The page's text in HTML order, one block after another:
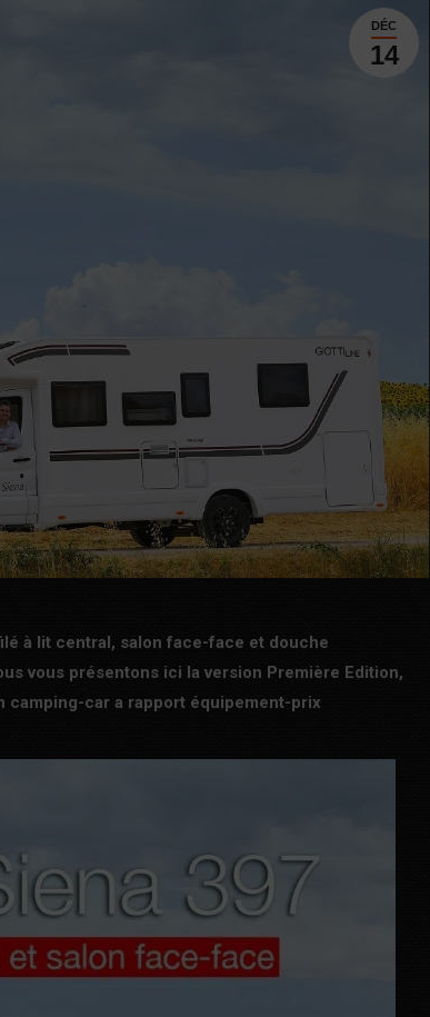
DÉC
14
à lit central, salon face-face et douche
vous présentons ici la version Première Edition,
camping-car a rapport équipement-prix